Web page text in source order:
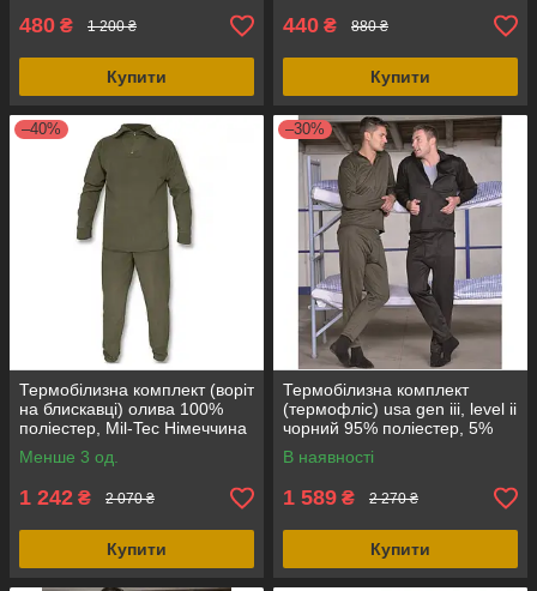
480 ₴ 1 200 ₴
Купити
440 ₴ 880 ₴
Купити
–40%
Термобілизна комплект (воріт
на блискавці) олива 100%
поліестер, Mil-Tec Німеччина
Менше 3 од.
1 242 ₴ 2 070 ₴
Купити
–30%
Термобілизна комплект
(термофліс) usa gen iii, level ii
чорний 95% поліестер, 5%
спандекс, Mil-Tec Німеччина
В наявності
1 589 ₴ 2 270 ₴
Купити